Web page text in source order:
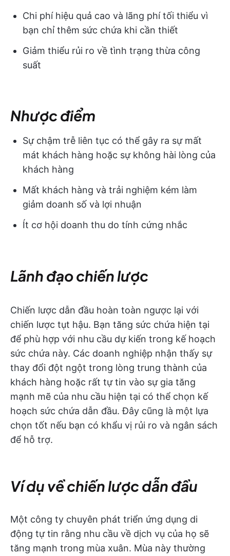
Chi phí hiệu quả cao và lãng phí tối thiểu vì
bạn chỉ thêm sức chứa khi cần thiết
Giảm thiểu rủi ro về tình trạng thừa công
suất
Nhược điểm
Sự chậm trễ liên tục có thể gây ra sự mất
mát khách hàng hoặc sự không hài lòng của
khách hàng
Mất khách hàng và trải nghiệm kém làm
giảm doanh số và lợi nhuận
Ít cơ hội doanh thu do tính cứng nhắc
Lãnh đạo chiến lược
Chiến lược dẫn đầu hoàn toàn ngược lại với
chiến lược tụt hậu. Bạn tăng sức chứa hiện tại
để phù hợp với nhu cầu dự kiến trong kế hoạch
sức chứa này. Các doanh nghiệp nhận thấy sự
thay đổi đột ngột trong lòng trung thành của
khách hàng hoặc rất tự tin vào sự gia tăng
mạnh mẽ của nhu cầu hiện tại có thể chọn kế
hoạch sức chứa dẫn đầu. Đây cũng là một lựa
chọn tốt nếu bạn có khẩu vị rủi ro và ngân sách
để hỗ trợ.
Ví dụ về chiến lược dẫn đầu
Một công ty chuyên phát triển ứng dụng di
động tự tin rằng nhu cầu về dịch vụ của họ sẽ
tăng mạnh trong mùa xuân. Mùa này thường